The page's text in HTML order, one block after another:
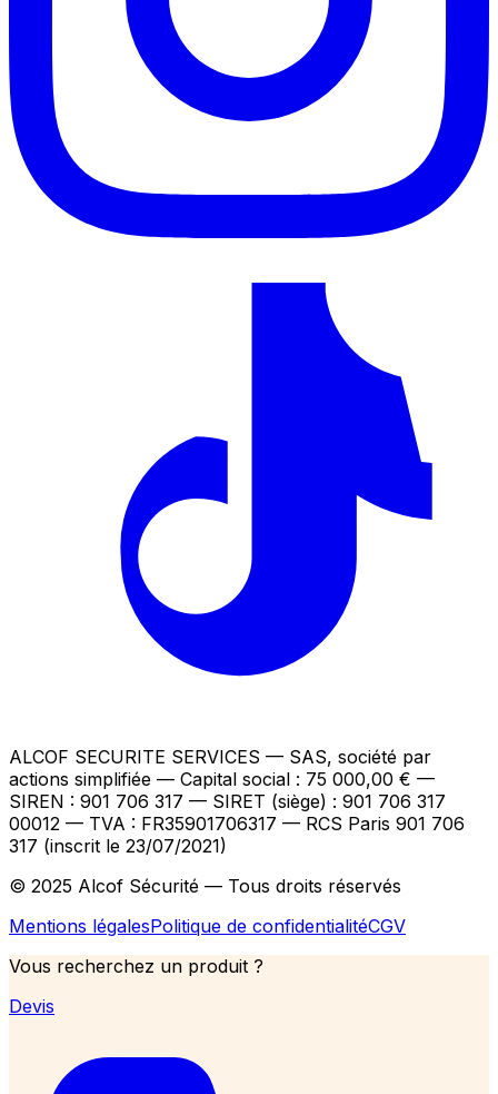
ALCOF SECURITE SERVICES — SAS, société par
actions simplifiée — Capital social : 75 000,00 € —
SIREN : 901 706 317 — SIRET (siège) : 901 706 317
00012 — TVA : FR35901706317 — RCS Paris 901 706
317 (inscrit le 23/07/2021)
© 2025 Alcof Sécurité — Tous droits réservés
Mentions légalesPolitique de confidentialitéCGV
Vous recherchez un produit ?
Devis